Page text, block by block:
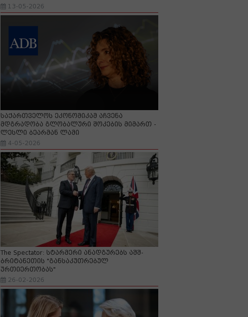
13-05-2026
საქართველოს ეკონომიკამ აჩვენა
მდგრადობა გლობალური შოკების მიმართ -
ლესლი ბეარმან ლამი
4-05-2026
The Spectator: სტარმერი ანადგურებს აშშ-
ბრიტანეთის "განსაკუთრებულ
ურთიერთობას"
26-02-2026